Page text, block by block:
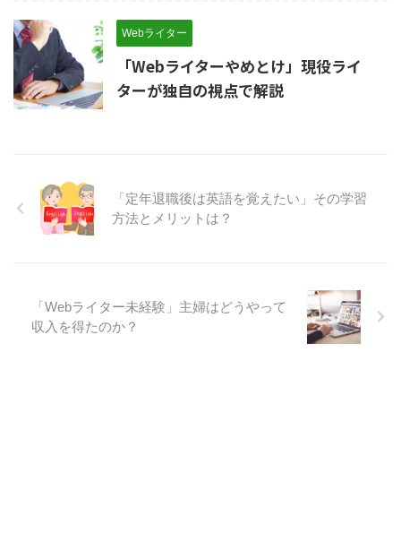
Webライター
「Webライターやめとけ」現役ライ
ターが独自の視点で解説
「定年退職後は英語を覚えたい」その学習
方法とメリットは？
「Webライター未経験」主婦はどうやって
収入を得たのか？